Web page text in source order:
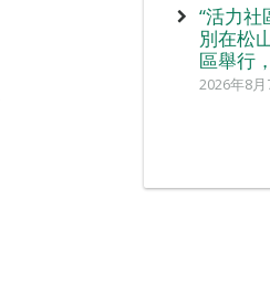
“活力社
別在松
區舉行
2026年8月